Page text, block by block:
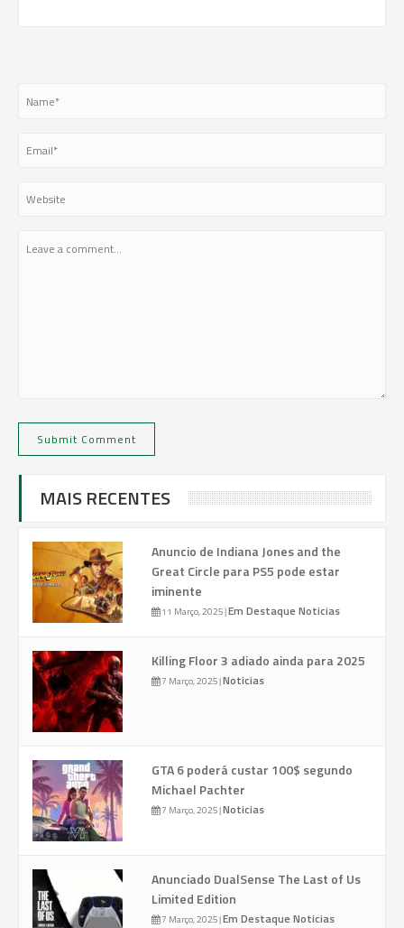
MAIS RECENTES
Anuncio de Indiana Jones and the
Great Circle para PS5 pode estar
iminente
11 Março, 2025|Em Destaque Noticias
Killing Floor 3 adiado ainda para 2025
7 Março, 2025|Noticias
GTA 6 poderá custar 100$ segundo
Michael Pachter
7 Março, 2025|Noticias
Anunciado DualSense The Last of Us
Limited Edition
7 Março, 2025|Em Destaque Noticias